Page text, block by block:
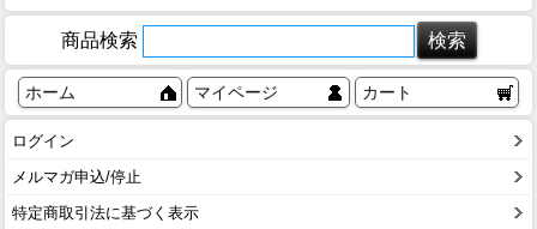
商品検索
ホーム マイページ カート
ログイン
メルマガ申込/停止
特定商取引法に基づく表示